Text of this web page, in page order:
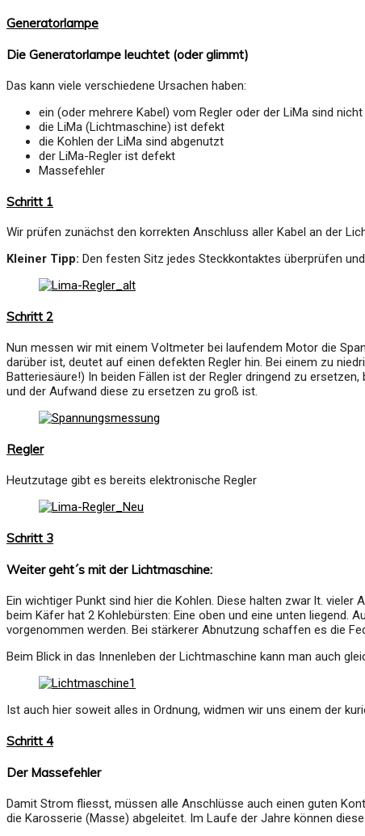
Generatorlampe
Die Generatorlampe leuchtet (oder glimmt)
Das kann viele verschiedene Ursachen haben:
ein (oder mehrere Kabel) vom Regler oder der LiMa sind
die LiMa (Lichtmaschine) ist defekt
die Kohlen der LiMa sind abgenutzt
der LiMa-Regler ist defekt
Massefehler
Schritt 1
Wir prüfen zunächst den korrekten Anschluss aller Kabel an der
Kleiner Tipp: Den festen Sitz jedes Steckkontaktes überprüfen
Schritt 2
Nun messen wir mit einem Voltmeter bei laufendem Motor die
darüber ist, deutet auf einen defekten Regler hin. Bei einem zu
Batteriesäure!) In beiden Fällen ist der Regler dringend zu
und der Aufwand diese zu ersetzen zu groß ist.
Regler
Heutzutage gibt es bereits elektronische Regler
Schritt 3
Weiter geht´s mit der Lichtmaschine:
Ein wichtiger Punkt sind hier die Kohlen. Diese halten zwar lt.
beim Käfer hat 2 Kohlebürsten: Eine oben und eine unten liegend.
vorgenommen werden. Bei stärkerer Abnutzung schaffen es die
Beim Blick in das Innenleben der Lichtmaschine kann man auch
Ist auch hier soweit alles in Ordnung, widmen wir uns einem der
Schritt 4
Der Massefehler
Damit Strom fliesst, müssen alle Anschlüsse auch einen guten
die Karosserie (Masse) abgeleitet. Im Laufe der Jahre können